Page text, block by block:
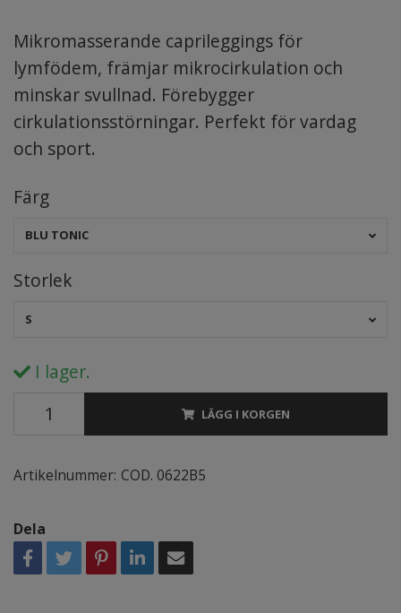
Mikromasserande caprileggings för
lymfödem, främjar mikrocirkulation och
minskar svullnad. Förebygger
cirkulationsstörningar. Perfekt för vardag
och sport.
Färg
BLU TONIC
Storlek
S
I lager.
LÄGG I KORGEN
Artikelnummer: COD. 0622B5
Dela